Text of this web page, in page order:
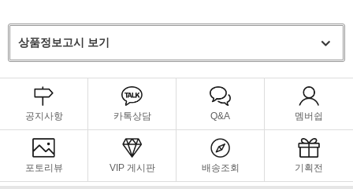
상품정보고시 보기
공지사항 카톡상담 Q&A 멤버쉽
포토리뷰 VIP 게시판 배송조회 기획전